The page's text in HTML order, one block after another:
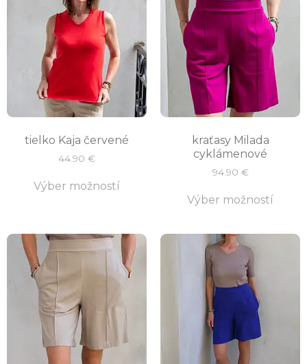
tielko Kaja červené
44.90 €
Výber možností
kraťasy Milada
cyklámenové
94.90 €
Výber možností